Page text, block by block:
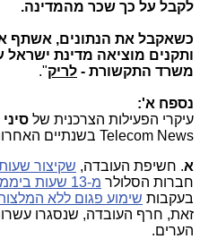
לקבל על כך שכר מהמדינה.
כשאקבל את הנתונים, אשתף
ותקנים מוציאה מדינת ישראל
משרד התקשורת - לריק".
נספח א':
עיקרי הפעילות הצרכנית של
Telecom News בשנתיים האחרונות:
א. חשיפת העובדה, שקיצור
חברות הסלולר מ-13 שעות
בעקבות שימוע פגום ללא
זאת, חרף העובדה, שנסגרו
הערים.